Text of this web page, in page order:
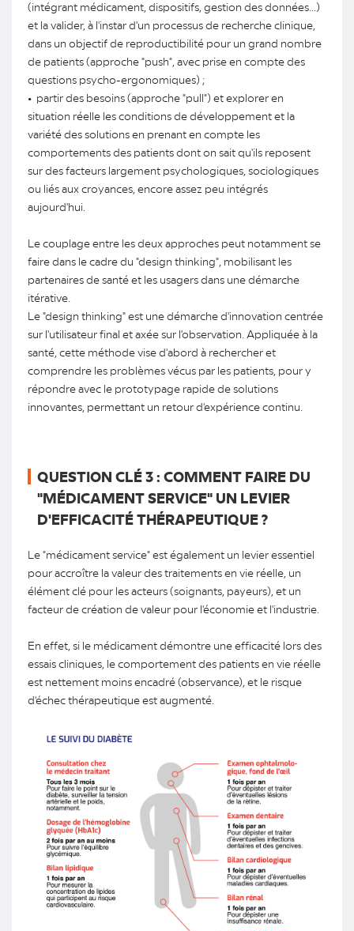
(intégrant médicament, dispositifs, gestion des données...)
et la valider, à l'instar d'un processus de recherche clinique,
dans un objectif de reproductibilité pour un grand nombre
de patients (approche "push", avec prise en compte des
questions psycho-ergonomiques) ;
• partir des besoins (approche "pull") et explorer en
situation réelle les conditions de développement et la
variété des solutions en prenant en compte les
comportements des patients dont on sait qu'ils reposent
sur des facteurs largement psychologiques, sociologiques
ou liés aux croyances, encore assez peu intégrés
aujourd'hui.
Le couplage entre les deux approches peut notamment se
faire dans le cadre du "design thinking", mobilisant les
partenaires de santé et les usagers dans une démarche
itérative.
Le "design thinking" est une démarche d'innovation centrée
sur l'utilisateur final et axée sur l'observation. Appliquée à la
santé, cette méthode vise d'abord à rechercher et
comprendre les problèmes vécus par les patients, pour y
répondre avec le prototypage rapide de solutions
innovantes, permettant un retour d'expérience continu.
QUESTION CLÉ 3 : COMMENT FAIRE DU
"MÉDICAMENT SERVICE" UN LEVIER
D'EFFICACITÉ THÉRAPEUTIQUE ?
Le "médicament service" est également un levier essentiel
pour accroître la valeur des traitements en vie réelle, un
élément clé pour les acteurs (soignants, payeurs), et un
facteur de création de valeur pour l'économie et l'industrie.
En effet, si le médicament démontre une efficacité lors des
essais cliniques, le comportement des patients en vie réelle
est nettement moins encadré (observance), et le risque
d'échec thérapeutique est augmenté.